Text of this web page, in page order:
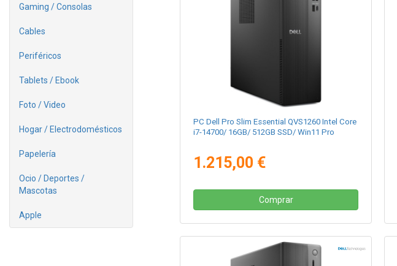
Gaming / Consolas
Cables
Periféricos
Tablets / Ebook
Foto / Video
Hogar / Electrodomésticos
Papelería
Ocio / Deportes /
Mascotas
Apple
PC Dell Pro Slim Essential QVS1260 Intel Core
i7-14700/ 16GB/ 512GB SSD/ Win11 Pro
1.215,00 €
Comprar